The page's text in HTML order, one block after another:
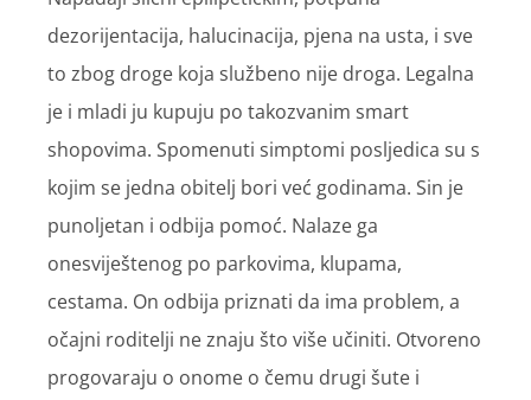
dezorijentacija, halucinacija, pjena na usta, i sve
to zbog droge koja službeno nije droga. Legalna
je i mladi ju kupuju po takozvanim smart
shopovima. Spomenuti simptomi posljedica su s
kojim se jedna obitelj bori već godinama. Sin je
punoljetan i odbija pomoć. Nalaze ga
onesviještenog po parkovima, klupama,
cestama. On odbija priznati da ima problem, a
očajni roditelji ne znaju što više učiniti. Otvoreno
progovaraju o onome o čemu drugi šute i